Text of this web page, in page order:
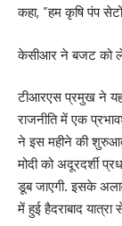
कहा, ”हम कृषि पंप
केसीआर ने बजट को
टीआरएस प्रमुख ने यह
राजनीति में एक
ने इस महीने की
मोदी को अदूरदर्शी
डूब जाएगी. इसके
में हुई हैदराबाद